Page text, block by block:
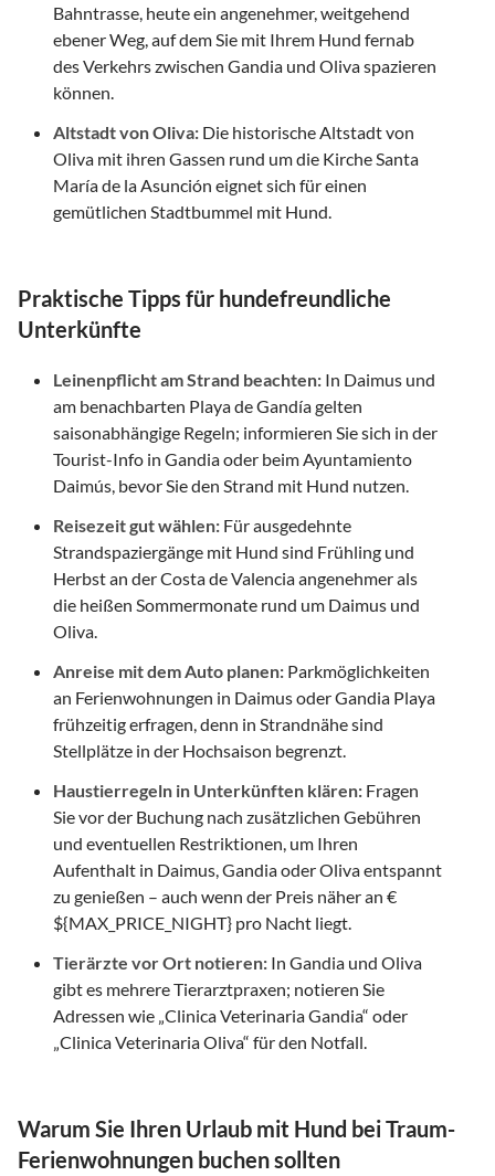
Bahntrasse, heute ein angenehmer, weitgehend
ebener Weg, auf dem Sie mit Ihrem Hund fernab
des Verkehrs zwischen Gandia und Oliva spazieren
können.
Altstadt von Oliva: Die historische Altstadt von
Oliva mit ihren Gassen rund um die Kirche Santa
María de la Asunción eignet sich für einen
gemütlichen Stadtbummel mit Hund.
Praktische Tipps für hundefreundliche
Unterkünfte
Leinenpflicht am Strand beachten: In Daimus und
am benachbarten Playa de Gandía gelten
saisonabhängige Regeln; informieren Sie sich in der
Tourist-Info in Gandia oder beim Ayuntamiento
Daimús, bevor Sie den Strand mit Hund nutzen.
Reisezeit gut wählen: Für ausgedehnte
Strandspaziergänge mit Hund sind Frühling und
Herbst an der Costa de Valencia angenehmer als
die heißen Sommermonate rund um Daimus und
Oliva.
Anreise mit dem Auto planen: Parkmöglichkeiten
an Ferienwohnungen in Daimus oder Gandia Playa
frühzeitig erfragen, denn in Strandnähe sind
Stellplätze in der Hochsaison begrenzt.
Haustierregeln in Unterkünften klären: Fragen
Sie vor der Buchung nach zusätzlichen Gebühren
und eventuellen Restriktionen, um Ihren
Aufenthalt in Daimus, Gandia oder Oliva entspannt
zu genießen – auch wenn der Preis näher an €
${MAX_PRICE_NIGHT} pro Nacht liegt.
Tierärzte vor Ort notieren: In Gandia und Oliva
gibt es mehrere Tierarztpraxen; notieren Sie
Adressen wie „Clinica Veterinaria Gandia“ oder
„Clinica Veterinaria Oliva“ für den Notfall.
Warum Sie Ihren Urlaub mit Hund bei Traum-
Ferienwohnungen buchen sollten